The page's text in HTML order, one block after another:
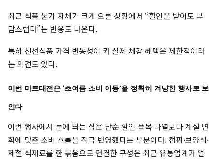
최근 식품 물가 자체가 크게 오른 상황에서 “할인을 받아도 부
담스럽다”는 반응도 나온다.
특히 신선식품 가격 변동성이 커 실제 체감 혜택은 제한적이라
는 의견도 있다.
이번 마트대전은 ‘초여름 소비 이동’을 정확히 겨냥한 행사로 보
인다
이번 행사에서 눈에 띄는 점은 단순 할인 품목 나열보다 계절 변
화에 맞춘 소비 흐름을 적극 반영했다는 부분이다. 캠핑·보양식·
제철 식재료를 한 묶음으로 연결한 구성은 최근 유통업계가 얼